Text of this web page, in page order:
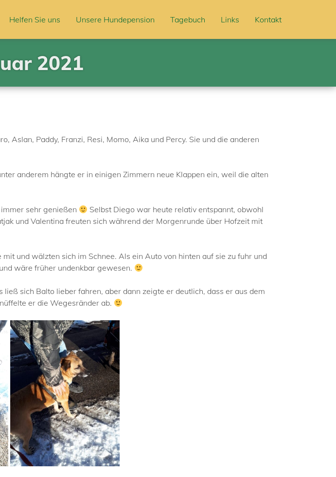
Helfen Sie uns Unsere Hundepension Tagebuch Links Kontakt
2021
Aslan, Paddy, Franzi, Resi, Momo, Aika und Percy. Sie und die anderen
anderem hängte er in einigen Zimmern neue Klappen ein, weil die alten
sehr genießen
Selbst Diego war heute relativ entspannt, obwohl
und Valentina freuten sich während der Morgenrunde über Hofzeit mit
und wälzten sich im Schnee. Als ein Auto von hinten auf sie zu fuhr und
wäre früher undenkbar gewesen.
sich Balto lieber fahren, aber dann zeigte er deutlich, dass er aus dem
er die Wegesränder ab.